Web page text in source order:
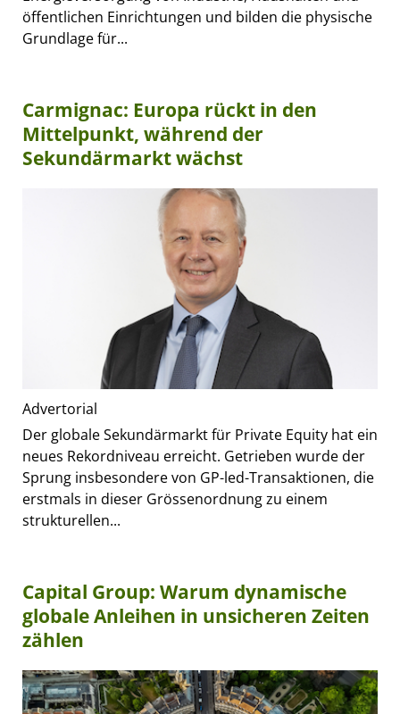
öffentlichen Einrichtungen und bilden die physische
Grundlage für...
Carmignac: Europa rückt in den
Mittelpunkt, während der
Sekundärmarkt wächst
Advertorial
Der globale Sekundärmarkt für Private Equity hat ein
neues Rekordniveau erreicht. Getrieben wurde der
Sprung insbesondere von GP-led-Transaktionen, die
erstmals in dieser Grössenordnung zu einem
strukturellen...
Capital Group: Warum dynamische
globale Anleihen in unsicheren Zeiten
zählen